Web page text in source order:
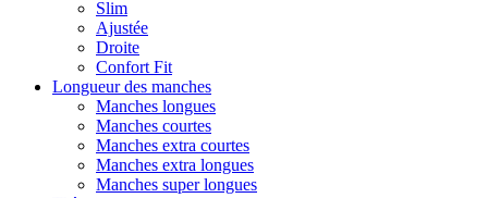
Slim
Ajustée
Droite
Confort Fit
Longueur des manches
Manches longues
Manches courtes
Manches extra courtes
Manches extra longues
Manches super longues